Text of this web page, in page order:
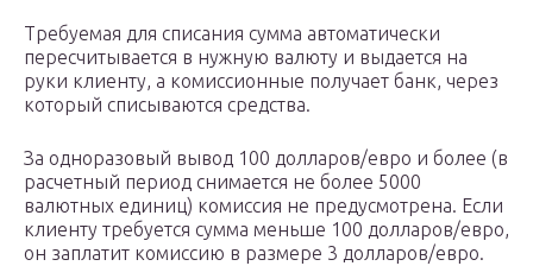
Требуемая для списания сумма автоматически
пересчитывается в нужную валюту и выдается на
руки клиенту, а комиссионные получает банк, через
который списываются средства.
За одноразовый вывод 100 долларов/евро и более (в
расчетный период снимается не более 5000
валютных единиц) комиссия не предусмотрена. Если
клиенту требуется сумма меньше 100 долларов/евро,
он заплатит комиссию в размере 3 долларов/евро.